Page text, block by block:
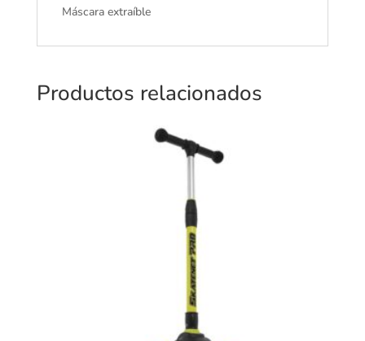
Máscara extraíble
Productos relacionados